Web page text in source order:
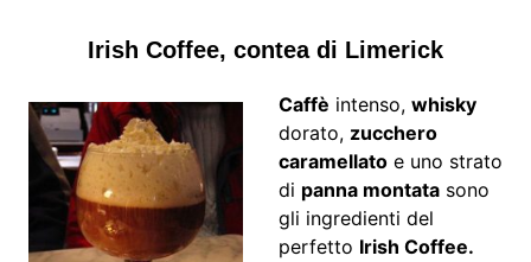
Irish Coffee, contea di Limerick
Caffè intenso, whisky
dorato, zucchero
caramellatoe uno strato
di panna montatasono
gli ingredienti del
perfetto Irish Coffee.